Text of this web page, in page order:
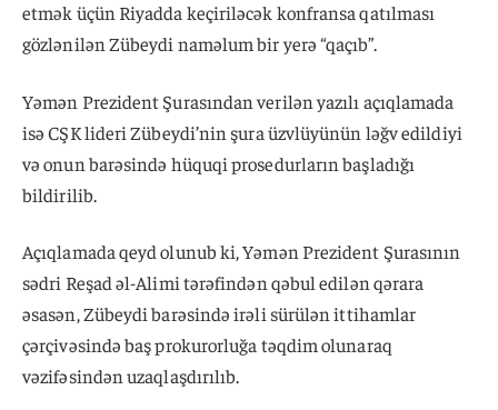
etmək üçün Riyadda keçiriləcək konfransa qatılması
gözlənilən Zübeydi naməlum bir yerə “qaçıb”.
Yəmən Prezident Şurasından verilən yazılı açıqlamada
isə CŞK lideri Zübeydi’nin şura üzvlüyünün ləğv edildiyi
və onun barəsində hüquqi prosedurların başladığı
bildirilib.
Açıqlamada qeyd olunub ki, Yəmən Prezident Şurasının
sədri Reşad əl-Alimi tərəfindən qəbul edilən qərara
əsasən, Zübeydi barəsində irəli sürülən ittihamlar
çərçivəsində baş prokurorluğa təqdim olunaraq
vəzifəsindən uzaqlaşdırılıb.